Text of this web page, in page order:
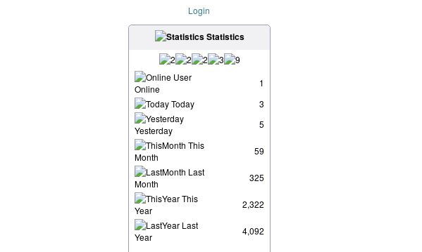
Login
Statistics
User
Online
1
Today
3
Yesterday
5
This
Month
59
Last
Month
325
This
Year
2,322
Last
Year
4,092